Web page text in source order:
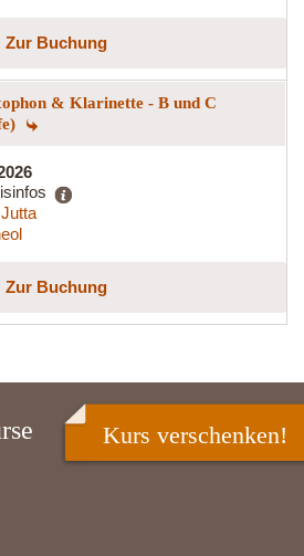
Zur Buchung
& Klarinette - B und C
Zur Buchung
Kurs verschenken!